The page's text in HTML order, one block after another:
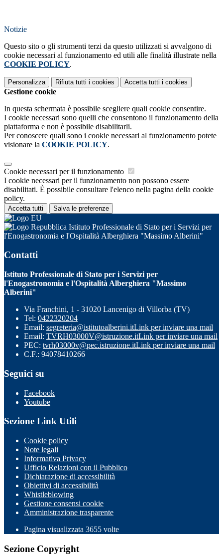
Notizie
Questo sito o gli strumenti terzi da questo utilizzati si avvalgono di
cookie necessari al funzionamento ed utili alle finalità illustrate nella
COOKIE POLICY.
Personalizza Rifiuta tutti i cookies Accetta tutti i cookies
Gestione cookie
In questa schermata è possibile scegliere quali cookie consentire.
I cookie necessari sono quelli che consentono il funzionamento della
piattaforma e non è possibile disabilitarli.
Per conoscere quali sono i cookie necessari al funzionamento potete
visionare la COOKIE POLICY.
Cookie necessari per il funzionamento
I cookie necessari per il funzionamento non possono essere
disabilitati. È possibile consultare l'elenco nella pagina della cookie
policy.
Accetta tutti Salva le preferenze
Istituto Professionale di Stato per i Servizi per
l'Enogastronomia e l'Ospitalità Alberghiera "Massimo Alberini"
Contatti
Istituto Professionale di Stato per i Servizi per
l'Enogastronomia e l'Ospitalità Alberghiera "Massimo
Alberini"
Via Franchini, 1 - 31020 Lancenigo di Villorba (TV)
Tel: 0422320204
Email: segreteria@istitutoalberini.itLink per inviare una mail
Email: TVRH03000V@istruzione.itLink per inviare una mail
PEC: tvrh03000v@pec.istruzione.itLink per inviare una mail
C.F.: 94078410266
Seguici su
Facebook
Youtube
Sezione Link Utili
Cookie policy
Note legali
Informativa Privacy
Ufficio Relazioni con il Pubblico
Dichiarazione di accessibilità
Obiettivi di accessibilità
Whistleblowing
Gestione consensi cookie
Amministrazione trasparente
Pagina visualizzata 3655 volte
Sezione Copyright